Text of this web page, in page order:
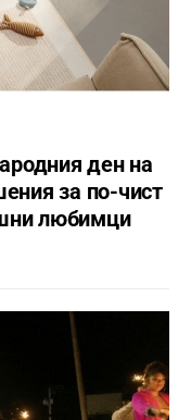
ден на
за по-чист
любимци